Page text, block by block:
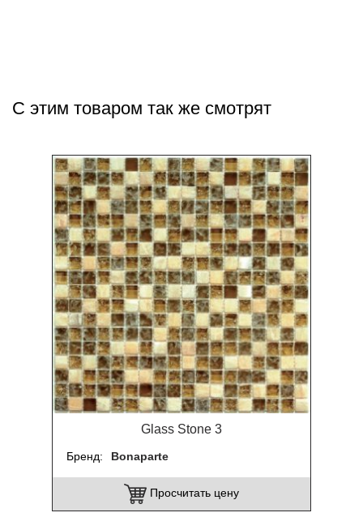
С этим товаром так же смотрят
Glass Stone 3
Бренд Bonaparte
Просчитать цену